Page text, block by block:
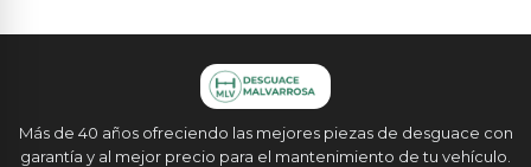
Más de 40 años ofreciendo las mejores piezas de desguace con
garantía y al mejor precio para el mantenimiento de tu vehículo.